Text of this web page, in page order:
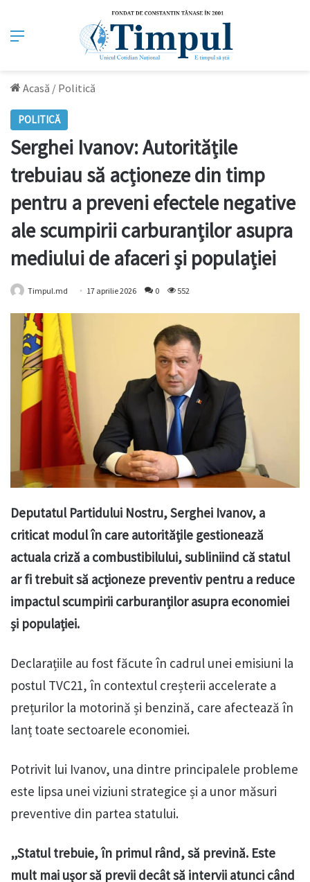
Meniu
Acasă / Politică
POLITICĂ
Serghei Ivanov: Autoritățile
trebuiau să acționeze din timp
pentru a preveni efectele negative
ale scumpirii carburanților asupra
mediului de afaceri și populației
Timpul.md 17 aprilie 2026 0 552
Deputatul Partidului Nostru, Serghei Ivanov, a
criticat modul în care autoritățile gestionează
actuala criză a combustibilului, subliniind că statul
ar fi trebuit să acționeze preventiv pentru a reduce
impactul scumpirii carburanților asupra economiei
și populației.
Declarațiile au fost făcute în cadrul unei emisiuni la
postul TVC21, în contextul creșterii accelerate a
prețurilor la motorină și benzină, care afectează în
lanț toate sectoarele economiei.
Potrivit lui Ivanov, una dintre principalele probleme
este lipsa unei viziuni strategice și a unor măsuri
preventive din partea statului.
„Statul trebuie, în primul rând, să prevină. Este
mult mai ușor să previi decât să intervii atunci când